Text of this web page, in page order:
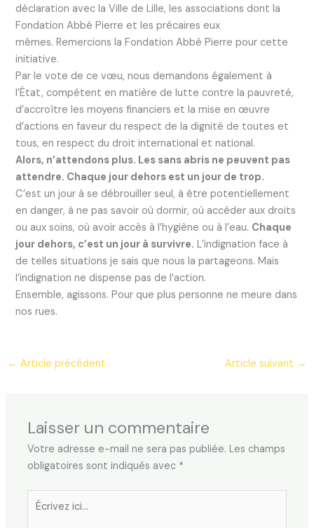
déclaration avec la Ville de Lille, les associations dont la
Fondation Abbé Pierre et les précaires eux
mêmes. Remercions la Fondation Abbé Pierre pour cette
initiative.
Par le vote de ce vœu, nous demandons également à
l’État, compétent en matière de lutte contre la pauvreté,
d’accroître les moyens financiers et la mise en œuvre
d’actions en faveur du respect de la dignité de toutes et
tous, en respect du droit international et national.
Alors, n’attendons plus. Les sans abris ne peuvent pas
attendre. Chaque jour dehors est un jour de trop.
C’est un jour à se débrouiller seul, à être potentiellement
en danger, à ne pas savoir où dormir, où accéder aux droits
ou aux soins, où avoir accès à l’hygiène ou à l’eau. Chaque
jour dehors, c’est un jour à survivre. L’indignation face à
de telles situations je sais que nous la partageons. Mais
l’indignation ne dispense pas de l’action.
Ensemble, agissons. Pour que plus personne ne meure dans
nos rues.
← Article précédent Article suivant →
Laisser un commentaire
Votre adresse e-mail ne sera pas publiée. Les champs
obligatoires sont indiqués avec *
Écrivez
ici…